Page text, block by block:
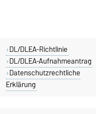
DL/DLEA-Richtlinie
DL/DLEA-Aufnahmeantrag
Datenschutzrechtliche
Erklärung